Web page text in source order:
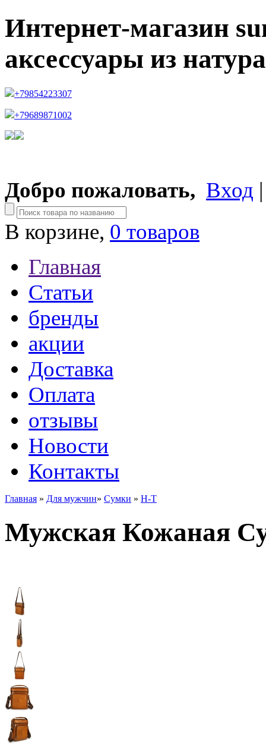
Интернет-магазин
аксессуары из
+79854223307
+79689871002
Добро пожаловать, Вход
В корзине, 0 товаров
Главная
Статьи
бренды
акции
Доставка
Оплата
отзывы
Новости
Контакты
Главная » Для мужчин» Сумки » H-T
Мужская Кожаная